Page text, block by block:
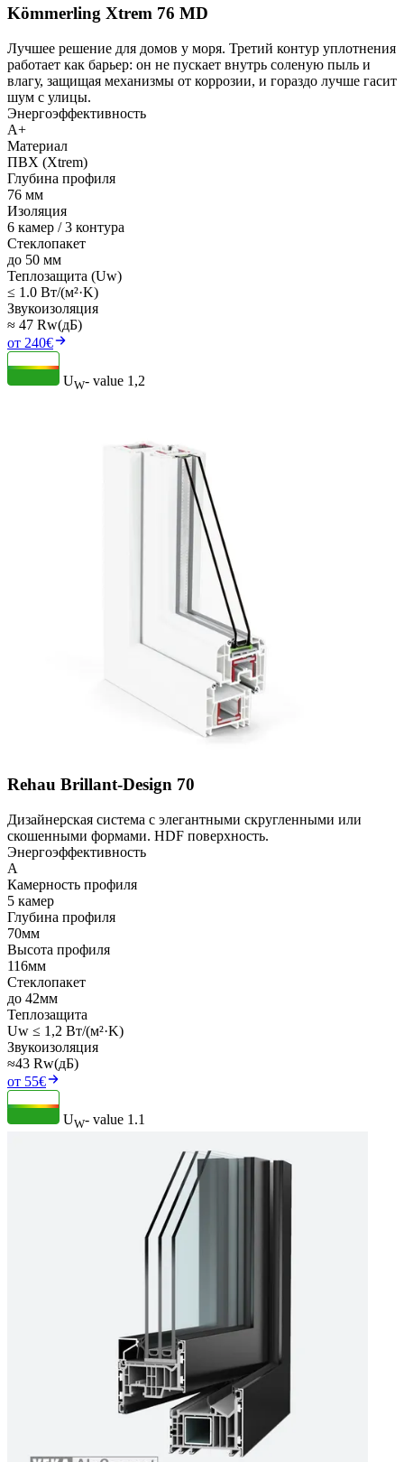
Kömmerling Xtrem 76 MD
Лучшее решение для домов у моря. Третий контур уплотнения
работает как барьер: он не пускает внутрь соленую пыль и
влагу, защищая механизмы от коррозии, и гораздо лучше гасит
шум с улицы.
Энергоэффективность
A+
Материал
ПВХ (Xtrem)
Глубина профиля
76 мм
Изоляция
6 камер / 3 контура
Стеклопакет
до 50 мм
Теплозащита (Uw)
≤ 1.0 Вт/(м²·K)
Звукоизоляция
≈ 47 Rw(дБ)
от 240€
UW- value 1,2
Rehau Brillant-Design 70
Дизайнерская система с элегантными скругленными или
скошенными формами. HDF поверхность.
Энергоэффективность
A
Камерность профиля
5 камер
Глубина профиля
70мм
Высота профиля
116мм
Стеклопакет
до 42мм
Теплозащита
Uw ≤ 1,2 Вт/(м²·K)
Звукоизоляция
≈43 Rw(дБ)
от 55€
UW- value 1.1